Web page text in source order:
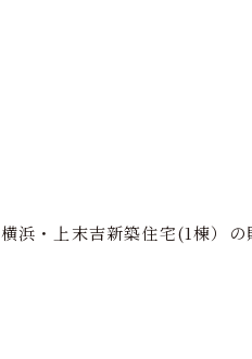
横浜・上末吉新築住宅(1棟）の